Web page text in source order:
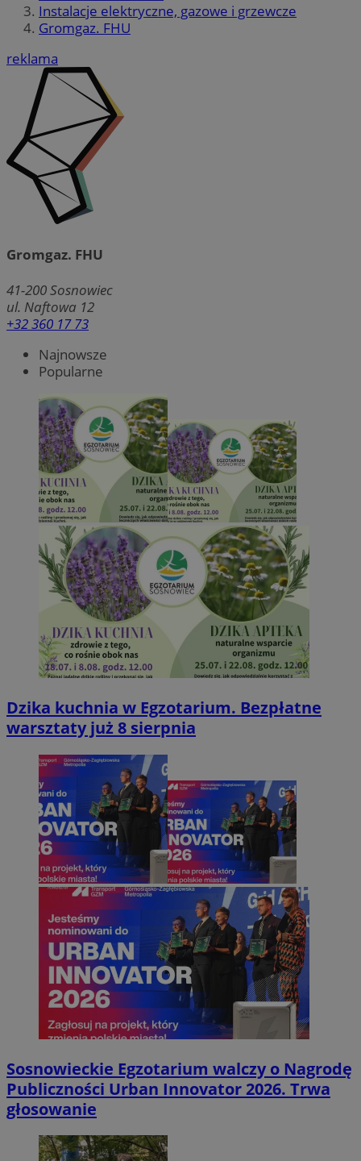
Instalacje elektryczne, gazowe i grzewcze
Gromgaz. FHU
reklama
Gromgaz. FHU
41-200Sosnowiec
ul. Naftowa 12
+32 360 17 73
Najnowsze
Popularne
Dzika kuchnia w Egzotarium. Bezpłatne
warsztaty już 8 sierpnia
Sosnowieckie Egzotarium walczy o Nagrodę
Publiczności Urban Innovator 2026. Trwa
głosowanie